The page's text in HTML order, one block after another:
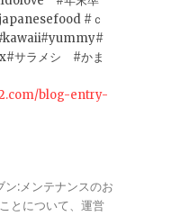
#ｃ
サラメシ #かま
blog-entry-
ン:メンテナンスのお
とについて、運営